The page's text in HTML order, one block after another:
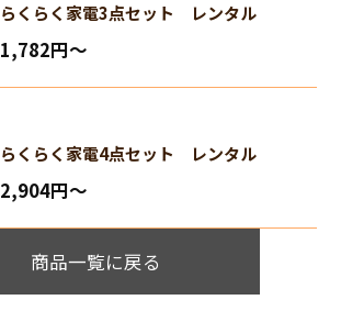
らくらく家電3点セット レンタル
1,782円〜
らくらく家電4点セット レンタル
2,904円〜
商品一覧に戻る